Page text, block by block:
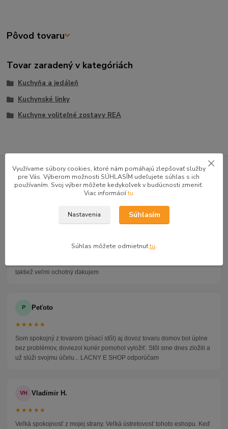
Pôvod tovaru
Tovar zaradený v kategóriách
Kuchyňa a jedáleň
Kuchynské linky
Kuchyne voliteľné zostavy REA
4.9★★★★★
47 recenzií · Google
taktiež veľmi ochotný ďakujem
P Peťoto
★★★★★
Som spokojný z tovarom (písací stôl) aj dovoz tovaru domov bol úplne
bez problémov, doviezol kuriér pomohol vyložiť. Stôl sme dnes zložili a
už slúži svojmu účelu... LACNY E SHOP odporúčam
VH Vladimir H.
★★★★★
Veľká spokojnosť z mojej strany. Veľká ústretovosť tohoto eshopu. Keď
Využívame súbory cookies, ktoré nám pomáhajú zlepšovať služby
pre Vás. Výberom možnosti SÚHLASÍM udeľujete súhlas s ich
používaním. Svoj výber môžete kedykoľvek v budúcnosti zmeniť.
Viac informáciítu
Nastavenia Súhlasím
Súhlas môžete odmietnuťtu.